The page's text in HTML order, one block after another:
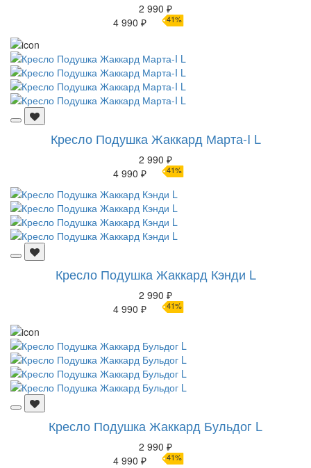
2 990 ₽
4 990 ₽
41%
Кресло Подушка Жаккард Марта-I L
2 990 ₽
4 990 ₽
41%
Кресло Подушка Жаккард Кэнди L
2 990 ₽
4 990 ₽
41%
Кресло Подушка Жаккард Бульдог L
2 990 ₽
4 990 ₽
41%